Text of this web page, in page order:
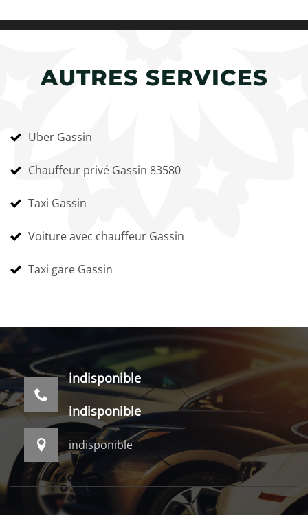
AUTRES SERVICES
Uber Gassin
Chauffeur privé Gassin 83580
Taxi Gassin
Voiture avec chauffeur Gassin
Taxi gare Gassin
indisponible
indisponible
indisponible